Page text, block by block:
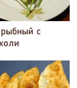
рыбный с